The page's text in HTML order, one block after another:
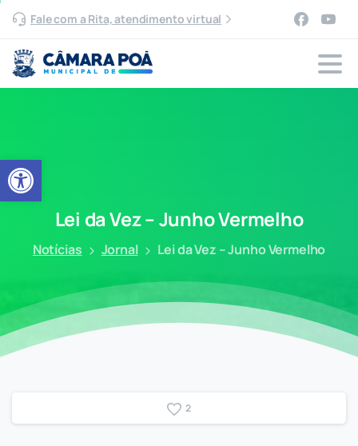
Abrir a barra de ferramentas
Fale com a Rita, atendimento virtual
Lei daVez–JunhoVermelho
Notícias Jornal Lei da Vez – Junho Vermelho
2